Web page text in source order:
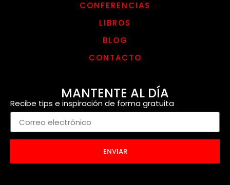
CONFERENCIAS
LIBROS
BLOG
CONTACTO
MANTENTE AL DÍA
Recibe tips e inspiración de forma gratuita
ENVIAR